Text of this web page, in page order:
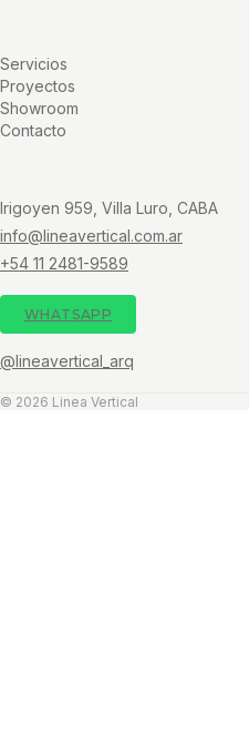
Servicios
Proyectos
Showroom
Contacto
Irigoyen 959, Villa Luro, CABA
info@lineavertical.com.ar
+54 11 2481-9589
WHATSAPP
@lineavertical_arq
© 2026 Linea Vertical